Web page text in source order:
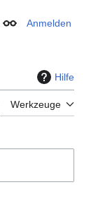
Erscheinungsbild
Anmelden
Hilfe
Werkzeuge